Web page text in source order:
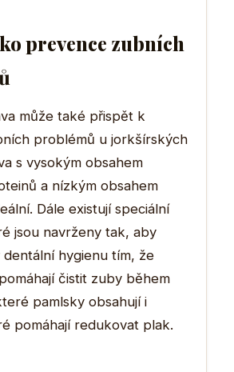
prevence zubních
může také přispět k
problémů u jorkšírských
s vysokým obsahem
a nízkým obsahem
Dále existují speciální
jsou navrženy tak, aby
hygienu tím, že
čistit zuby během
pamlsky obsahují i
pomáhají redukovat plak.